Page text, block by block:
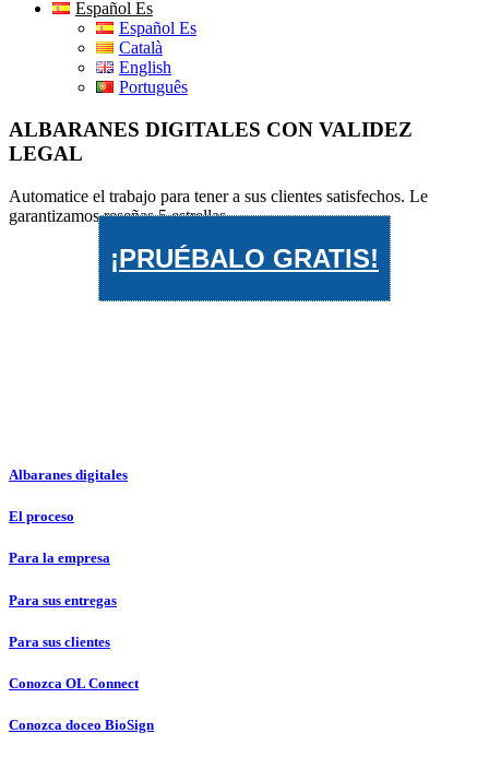
Español Es
Español Es
Català
English
Português
ALBARANES DIGITALES CON VALIDEZ
LEGAL
Automatice el trabajo para tener a sus clientes satisfechos. Le
garantizamos reseñas 5 estrellas.
¡PRUÉBALO GRATIS!
Albaranes digitales
El proceso
Para la empresa
Para sus entregas
Para sus clientes
Conozca OL Connect
Conozca doceo BioSign